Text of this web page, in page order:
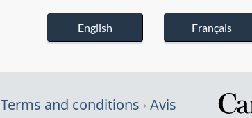
English Français
Terms and conditions Avis